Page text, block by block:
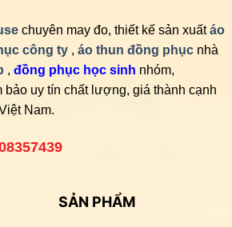
chuyên may đo, thiết kế sản xuấtáo
công ty, áo thun đồng phụcnhà
, đồng phục học sinh nhóm,
bảo uy tín chất lượng, giá thành cạnh
Nam.
SẢN PHẨM